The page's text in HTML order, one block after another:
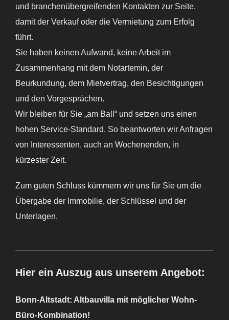
und branchenübergreifenden Kontakten zur Seite,
damit der Verkauf oder die Vermietung zum Erfolg
führt.
Sie haben keinen Aufwand, keine Arbeit im
Zusammenhang mit dem Notartemin, der
Beurkundung, dem Mietvertrag, den Besichtigungen
und den Vorgesprächen.
Wir bleiben für Sie „am Ball“ und setzen uns einen
hohen Service-Standard. So beantworten wir Anfragen
von Interessenten, auch an Wochenenden, in
kürzester Zeit.
Zum guten Schluss kümmern wir uns für Sie um die
Übergabe der Immobilie, der Schlüssel und der
Unterlagen.
Hier ein Auszug aus unserem Angebot:
Bonn-Altstadt: Altbauvilla mit möglicher Wohn-
Büro-Kombination!